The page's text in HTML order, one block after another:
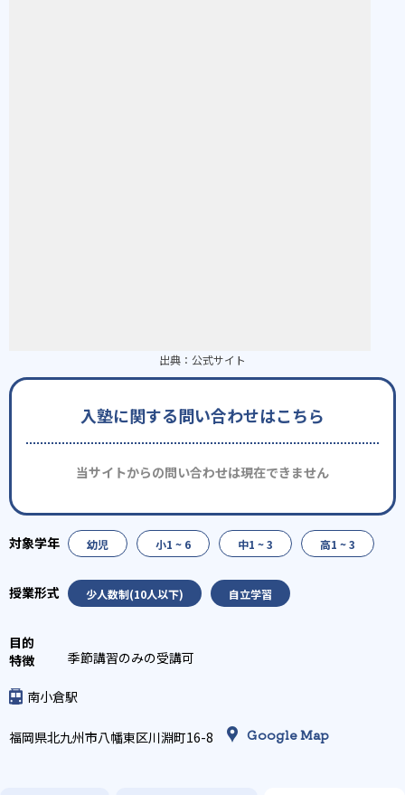
出典： 公式サイト
入塾に関する問い合わせはこちら
当サイトからの問い合わせは現在できません
幼児 小1 ~ 6 中1 ~ 3 高1 ~ 3
少人数制(10人以下) 自立学習
季節講習のみの受講可
南小倉駅
福岡県北九州市八幡東区川淵町16-8 Google Map